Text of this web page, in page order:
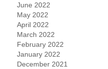
June 2022
May 2022
April 2022
March 2022
February 2022
January 2022
December 2021